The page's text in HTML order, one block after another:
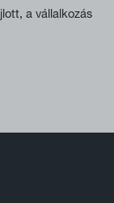
a vállalkozás